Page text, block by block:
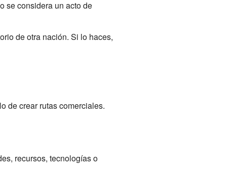
se considera un acto de
de otra nación. Si lo haces,
de crear rutas comerciales.
recursos, tecnologías o